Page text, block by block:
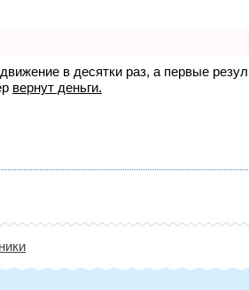
в десятки раз, а первые
вернут деньги.